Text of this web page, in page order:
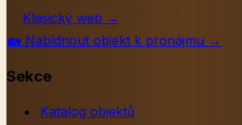
Klasický web →
🏡 Nabídnout objekt k pronájmu →
Sekce
Katalog objektů